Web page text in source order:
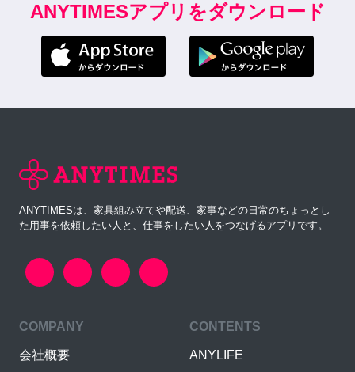
ANYTIMESアプリをダウンロード
ANYTIMESは、家具組み立てや配送、家事などの日常のちょっとし
た用事を依頼したい人と、仕事をしたい人をつなげるアプリです。
COMPANY
会社概要
CONTENTS
ANYLIFE